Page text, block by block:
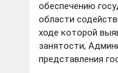
обеспечению
области
ходе которой
занятости,
представления